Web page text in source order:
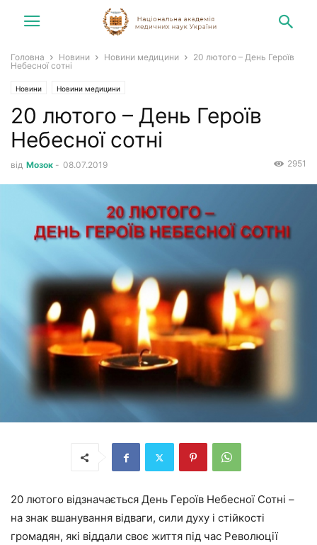
Головна Новини Новини медицини
20 лютого – День Героїв
Небесної сотні
Новини Новини медицини
20 лютого – День Героїв
Небесної сотні
від Мозок - 08.07.2019 2951
20 лютого відзначається День Героїв Небесної Сотні –
на знак вшанування відваги, сили духу і стійкості
громадян, які віддали своє життя під час Революції